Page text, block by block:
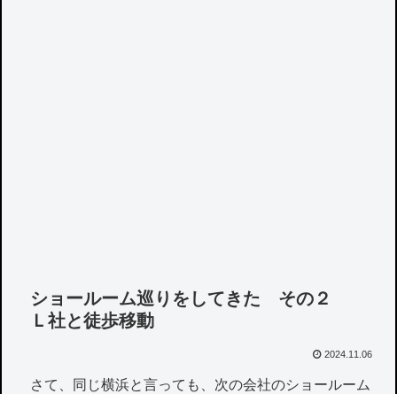
ショールーム巡りをしてきた その２
Ｌ社と徒歩移動
2024.11.06
さて、同じ横浜と言っても、次の会社のショールーム